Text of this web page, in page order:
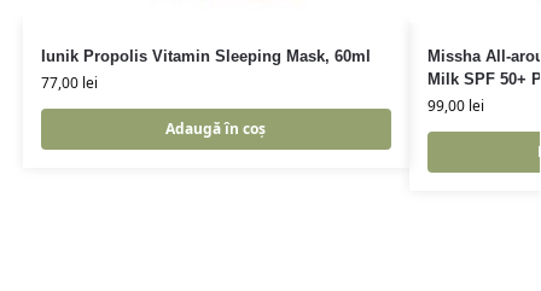
Iunik Propolis Vitamin Sleeping Mask, 60ml
77,00 lei
Adaugă în coș
Missha All-
Milk SPF 50+
99,00 lei